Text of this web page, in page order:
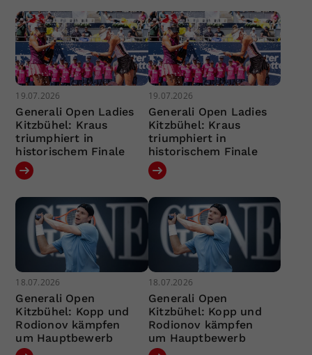
19.07.2026
Generali Open Ladies
Kitzbühel: Kraus
triumphiert in
historischem Finale
19.07.2026
Generali Open Ladies
Kitzbühel: Kraus
triumphiert in
historischem Finale
18.07.2026
Generali Open
Kitzbühel: Kopp und
Rodionov kämpfen
um Hauptbewerb
18.07.2026
Generali Open
Kitzbühel: Kopp und
Rodionov kämpfen
um Hauptbewerb